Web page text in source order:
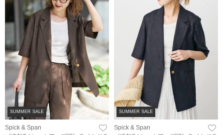
SUMMER SALE
Spick & Span
SUMMER SALE
Spick & Span